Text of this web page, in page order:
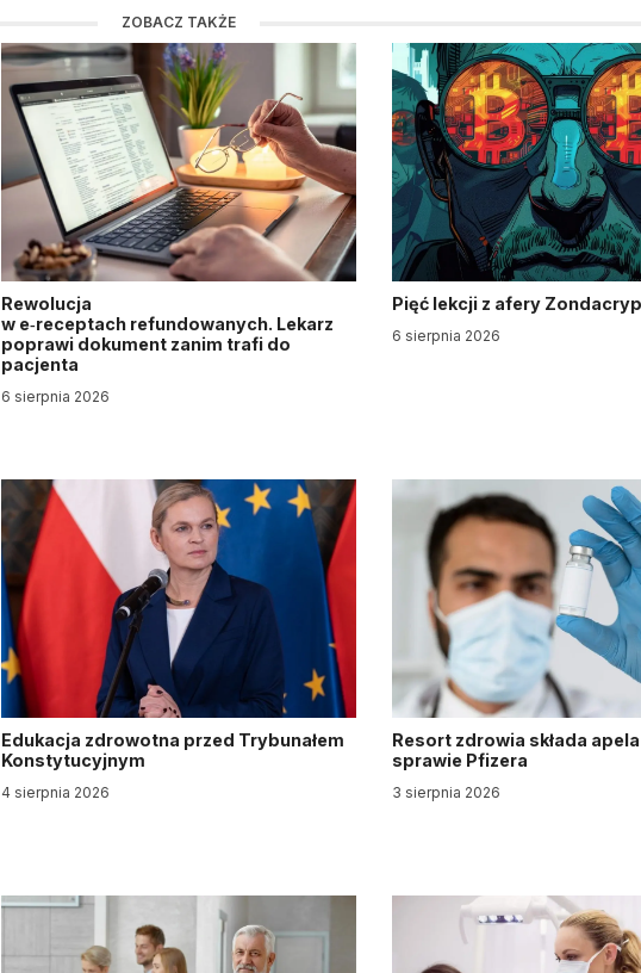
ZOBACZ TAKŻE
Rewolucja
w e‑receptach refundowanych. Lekarz
poprawi dokument zanim trafi do
pacjenta
6 sierpnia 2026
Pięć lekcji z afery
6 sierpnia 2026
Edukacja zdrowotna przed Trybunałem
Konstytucyjnym
4 sierpnia 2026
Resort zdrowia składa
sprawie Pfizera
3 sierpnia 2026